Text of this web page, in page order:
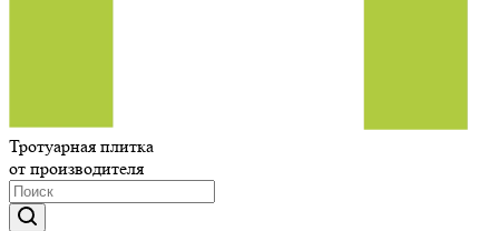
Тротуарная плитка
от производителя